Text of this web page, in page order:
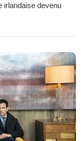
irlandaise devenu